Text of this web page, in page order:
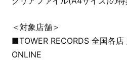
＜対象店舗＞
■TOWER RECORDS 全国各店
ONLINE